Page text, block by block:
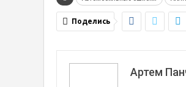
Поделись
Артем